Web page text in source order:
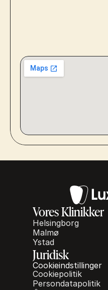
Vores Klinikker
Helsingborg
Malmø
Ystad
Juridisk
Cookieindstillinger
Cookiepolitik
Persondatapolitik